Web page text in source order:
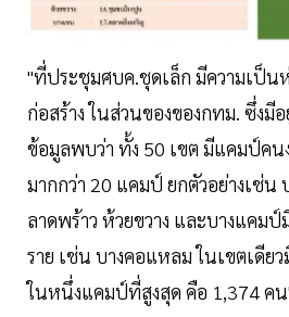
"ที่ประชุมศบค.ชุดเล็ก มีความเป็น
ก่อสร้าง ในส่วนของของกทม. ซึ่งมี
ข้อมูลพบว่า ทั้ง 50 เขต มีแคมป์คน
มากกว่า 20 แคมป์ ยกตัวอย่างเช่น
ลาดพร้าว ห้วยขวาง และบางแคม
ราย เช่น บางคอแหลม ในเขตเดีย
ในหนึ่งแคมป์ที่สูงสุด คือ 1,374 ค